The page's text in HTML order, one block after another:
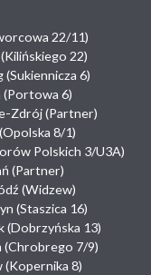
22/11)
22)
(Sukiennicza 6)
(Portowa 6)
Zdrój (Partner)
8/1)
Polskich 3/U3A)
(Partner)
(Widzew)
(Staszica 16)
(Dobrzyńska 13)
(Chrobrego 7/9)
(Kopernika 8)